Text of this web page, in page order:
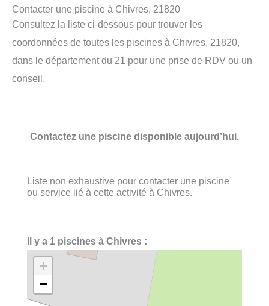
Contacter une piscine à Chivres, 21820
Consultez la liste ci-dessous pour trouver les
coordonnées de toutes les piscines à Chivres, 21820,
dans le département du 21 pour une prise de RDV ou un
conseil.
Contactez une piscine disponible aujourd’hui.
Liste non exhaustive pour contacter une piscine
ou service lié à cette activité à Chivres.
Il y a 1 piscines à Chivres :
+
−